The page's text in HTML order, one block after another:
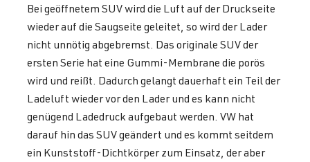
Bei geöffnetem SUV wird die Luft auf der Druckseite
wieder auf die Saugseite geleitet, so wird der Lader
nicht unnötig abgebremst. Das originale SUV der
ersten Serie hat eine Gummi-Membrane die porös
wird und reißt. Dadurch gelangt dauerhaft ein Teil der
Ladeluft wieder vor den Lader und es kann nicht
genügend Ladedruck aufgebaut werden. VW hat
darauf hin das SUV geändert und es kommt seitdem
ein Kunststoff-Dichtkörper zum Einsatz, der aber